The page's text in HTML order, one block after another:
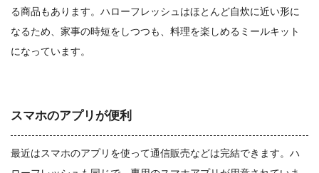
る商品もあります。ハローフレッシュはほとんど自炊に近い形に
なるため、家事の時短をしつつも、料理を楽しめるミールキット
になっています。
スマホのアプリが便利
最近はスマホのアプリを使って通信販売などは完結できます。ハ